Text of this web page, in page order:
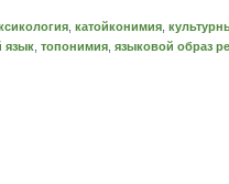
катойконимия
язык топонимия языковой образ